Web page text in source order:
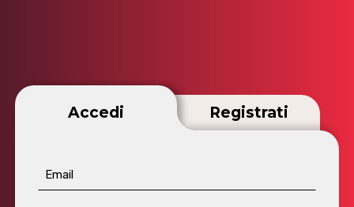
Accedi Registrati
Email